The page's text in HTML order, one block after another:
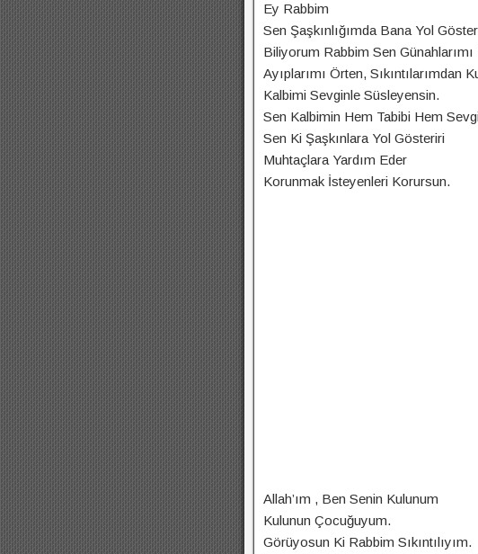
Ey Rabbim
Sen Şaşkınlığımda Bana Yol
Biliyorum Rabbim Sen Günahlarımı
Ayıplarımı Örten, Sıkıntılarımdan
Kalbimi Sevginle Süsleyensin.
Sen Kalbimin Hem Tabibi Hem
Sen Ki Şaşkınlara Yol Gösteriri
Muhtaçlara Yardım Eder
Korunmak İsteyenleri Korursun.
Allah’ım , Ben Senin Kulunum
Kulunun Çocuğuyum.
Görüyosun Ki Rabbim Sıkıntılıyım.